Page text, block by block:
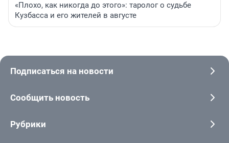
«Плохо, как никогда до этого»: таролог о судьбе
Кузбасса и его жителей в августе
Подписаться на новости
Сообщить новость
Рубрики